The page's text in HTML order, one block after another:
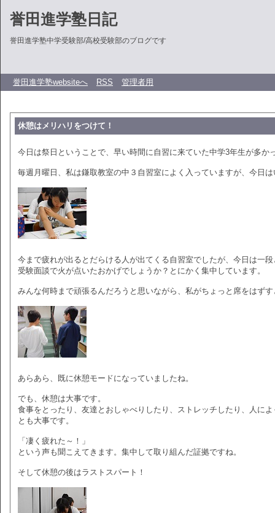
誉田進学塾日記
誉田進学塾中学受験部/高校受験部のブログです
誉田進学塾websiteへ RSS 管理者用
休憩はメリハリをつけて！
今日は祭日ということで、早い時間に自習に来ていた中学3年生が多か
毎週月曜日、私は鎌取教室の中３自習室によく入っていますが、今日
今まで疲れが出るとだらける人が出てくる自習室でしたが、今日は一
受験面談で火が点いたおかげでしょうか？とにかく集中しています。
みんな何時まで頑張るんだろうと思いながら、私がちょっと席をはず
あらあら、既に休憩モードになっていましたね。
でも、休憩は大事です。
食事をとったり、友達とおしゃべりしたり、ストレッチしたり、人に
とも大事です。
「凄く疲れた～！」
という声も聞こえてきます。集中して取り組んだ証拠ですね。
そして休憩の後はラストスパート！